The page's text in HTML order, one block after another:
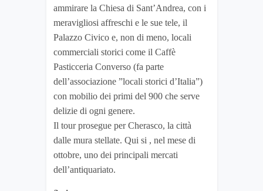
ammirare la Chiesa di Sant’Andrea, con i
meravigliosi affreschi e le sue tele, il
Palazzo Civico e, non di meno, locali
commerciali storici come il Caffè
Pasticceria Converso (fa parte
dell’associazione ”locali storici d’Italia”)
con mobilio dei primi del 900 che serve
delizie di ogni genere.
Il tour prosegue per Cherasco, la città
dalle mura stellate. Qui si , nel mese di
ottobre, uno dei principali mercati
dell’antiquariato.